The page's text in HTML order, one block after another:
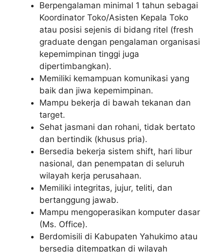
Berpengalaman minimal 1 tahun sebagai
Koordinator Toko/Asisten Kepala Toko
atau posisi sejenis di bidang ritel (fresh
graduate dengan pengalaman organisasi
kepemimpinan tinggi juga
dipertimbangkan).
Memiliki kemampuan komunikasi yang
baik dan jiwa kepemimpinan.
Mampu bekerja di bawah tekanan dan
target.
Sehat jasmani dan rohani, tidak bertato
dan bertindik (khusus pria).
Bersedia bekerja sistem shift, hari libur
nasional, dan penempatan di seluruh
wilayah kerja perusahaan.
Memiliki integritas, jujur, teliti, dan
bertanggung jawab.
Mampu mengoperasikan komputer dasar
(Ms. Office).
Berdomisili di Kabupaten Yahukimo atau
bersedia ditempatkan di wilayah